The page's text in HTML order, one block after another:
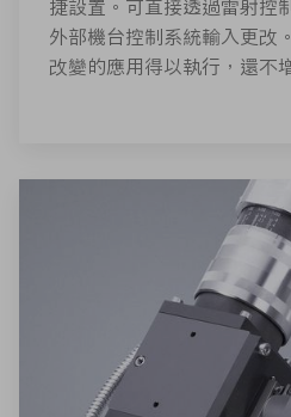
捷設置。可直接透過雷射控
外部機台控制系統輸入更改
改變的應用得以執行，還不